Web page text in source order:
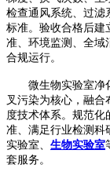
检查通风系统、过滤
标准。验收合格后建
准、环境监测、全域
合规运行。
微生物实验室净
叉污染为核心，融
度技术体系。规范
准、满足行业检测科
实验室
生物实验室
套服务。